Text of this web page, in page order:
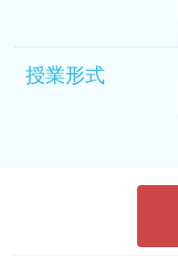
授業形式